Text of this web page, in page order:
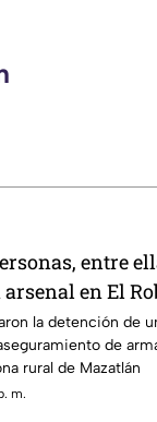
entre
en El
la detención de
de
rural de Mazatlán
m.